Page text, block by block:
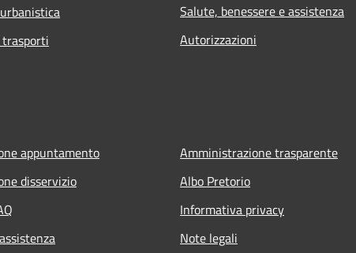
Salute, benessere e assistenza
Autorizzazioni
appuntamento
disservizio
Amministrazione trasparente
Albo Pretorio
Informativa privacy
Note legali